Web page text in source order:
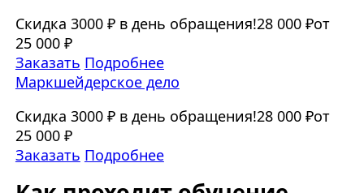
Скидка 3000 ₽ в день обращения!28 000 ₽от
25 000 ₽
Заказать Подробнее
Маркшейдерское дело
Скидка 3000 ₽ в день обращения!28 000 ₽от
25 000 ₽
Заказать Подробнее